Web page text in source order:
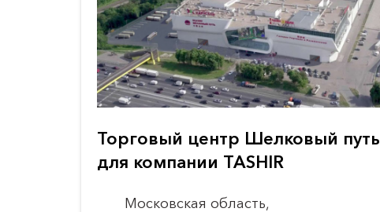
Торговый центр Шелковый путь
для компании TASHIR
Московская область,